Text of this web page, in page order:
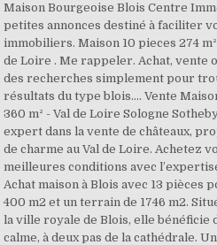
Maison Bourgeoise Blois Centre
petites annonces destiné à faciliter
immobiliers. Maison 10 pieces 274
de Loire . Me rappeler. Achat, vente
des recherches simplement pour
résultats du type blois…. Vente
360 m² - Val de Loire Sologne
expert dans la vente de châteaux,
de charme au Val de Loire. Achetez
meilleures conditions avec
Achat maison à Blois avec 13 pièces
400 m2 et un terrain de 1746 m2.
la ville royale de Blois, elle bénéficie
calme, à deux pas de la cathédrale.